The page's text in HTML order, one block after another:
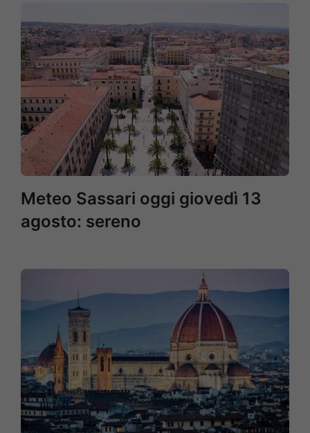
Meteo Sassari oggi giovedì 13
agosto: sereno